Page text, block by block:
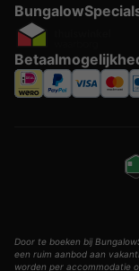
Door te boeken bij
een ruim aanbod aan
worden per accommodatie